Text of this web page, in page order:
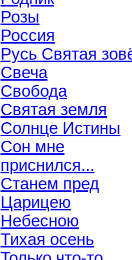
Розы
Россия
Русь Святая
Свеча
Свобода
Святая земля
Солнце Истины
Сон мне
приснился...
Станем пред
Царицею
Небесною
Тихая осень